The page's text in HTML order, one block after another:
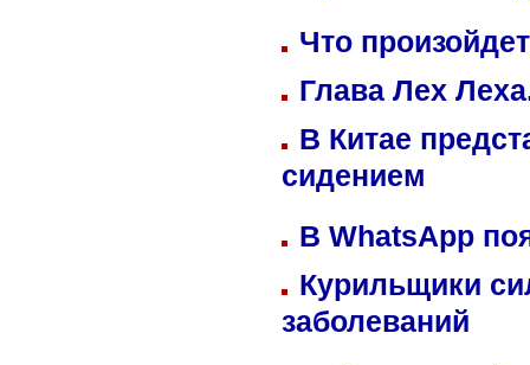
Что
Глава Лех
В Китае
сидением
В WhatsApp
Курильщики
заболеваний